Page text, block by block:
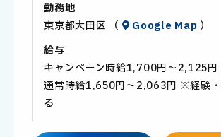
勤務地
東京都大田区 （
Google Map ）
給与
キャンペーン時給1,700円～2,125
通常時給1,650円～2,063円 ※経験
る